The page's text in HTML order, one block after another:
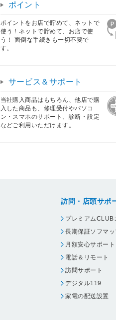
ポイント
ポイントをお店で貯めて、ネットで
使う！ネットで貯めて、お店で使
う！ 面倒な手続きも一切不要で
す。
サービス＆サポート
当社購入商品はもちろん、他店で購
入した商品も、修理受付やパソコ
ン・スマホのサポート、診断・設定
などご利用いただけます。
訪問・店頭サポ
プレミアムCLUB
長期保証ソフマ
月額安心サポート
電話＆リモート
訪問サポート
デジタル119
家電の配送設置